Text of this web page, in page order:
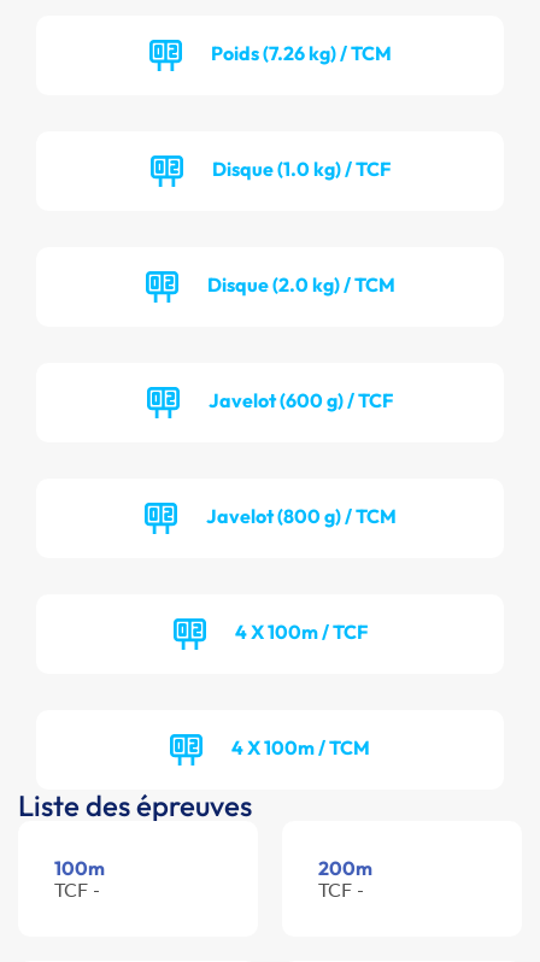
Poids (7.26 kg) / TCM
Disque (1.0 kg) / TCF
Disque (2.0 kg) / TCM
Javelot (600 g) / TCF
Javelot (800 g) / TCM
4 X 100m / TCF
4 X 100m / TCM
Liste des épreuves
100m
TCF -
200m
TCF -